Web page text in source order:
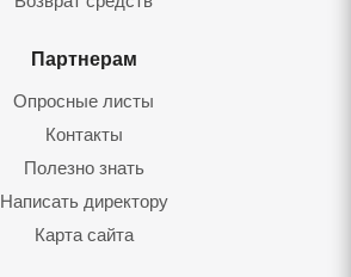
Партнерам
Опросные листы
Контакты
Полезно знать
Написать директору
Карта сайта